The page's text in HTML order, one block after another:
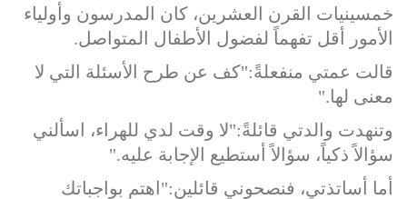
خمسينيات القرن العشرين، كان المدرسون وأولياء
الأمور أقل تفهماً لفضول الأطفال المتواصل.
قالت عمتي منفعلةً:"كف عن طرح الأسئلة التي لا
معنى لها."
وتنهدت والدتي قائلةً:"لا وقت لدي للهراء، اسألني
سؤالاً ذكياً، سؤالاً أستطيع الإجابة عليه."
أما أساتذتي، فنصحوني قائلين:"اهتم بواجباتك